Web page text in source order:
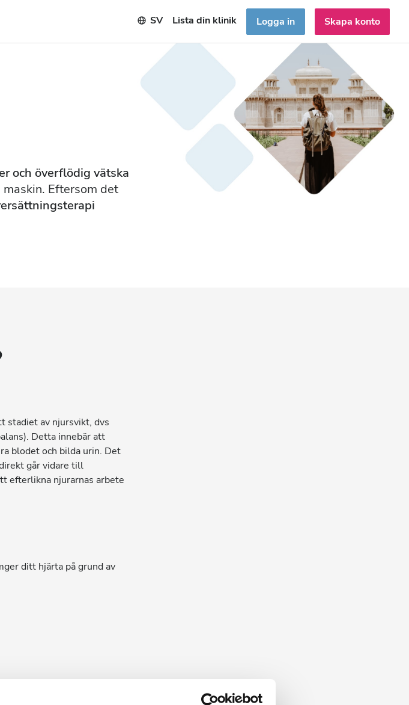
SV Lista din klinik Logga in Skapa konto
och överflödig vätska
Eftersom det
stadiet av njursvikt, dvs
Detta innebär att
blodet och bilda urin. Det
går vidare till
efterlikna njurarnas arbete
ditt hjärta på grund av